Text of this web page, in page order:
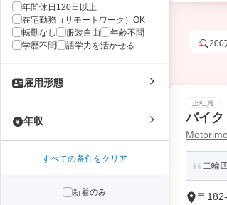
年間休日120日以上
在宅勤務（リモートワーク）OK
転勤なし
服装自由
年齢不問
学歴不問
語学力を活かせる
雇用形態
年収
すべての条件をクリア
新着のみ
200
正社員
バイ
二輪
〒